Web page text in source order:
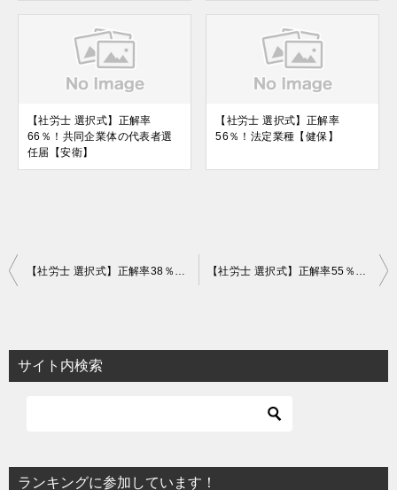
【社労士 選択式】正解率
66％！共同企業体の代表者選
任届【安衛】
【社労士 選択式】正解率
56％！法定業種【健保】
投
ビ
ゲ
ョ
サイト内検索
ランキングに参加しています！